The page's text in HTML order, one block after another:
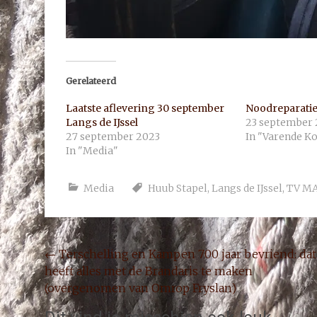
Gerelateerd
Laatste aflevering 30 september
Langs de IJssel
27 september 2023
In "Media"
Noodreparatie
23 september
In "Varende
Media Huub Stapel, Langs de IJssel, TV
Bericht
navigatie
←Terschelling en Kampen 700 jaar bevriend: dat
heeft alles met de Brandaris te maken
(overgenomen van Omrop Fryslan)